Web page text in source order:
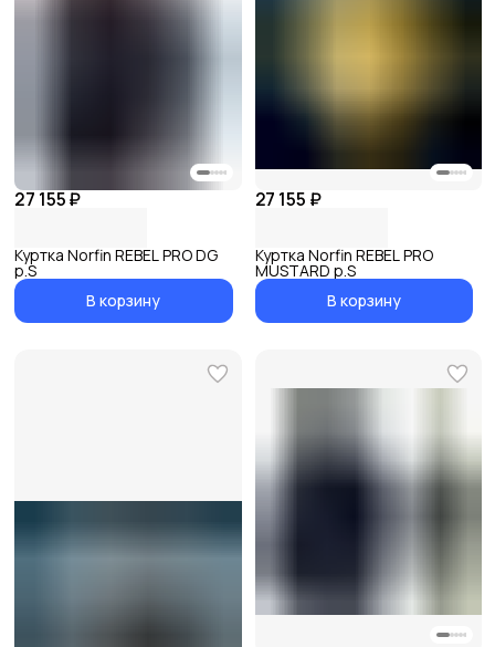
27 155 ₽
Куртка Norfin REBEL PRO DG
р.S
В корзину
27 155 ₽
Куртка Norfin REBEL PRO
MUSTARD р.S
В корзину